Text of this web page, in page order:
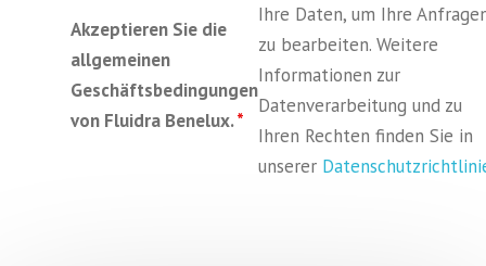
Akzeptieren Sie die
allgemeinen
Geschäftsbedingungen
von Fluidra Benelux.*
Ihre Daten, um Ihre
zu bearbeiten. Weitere
Informationen zur
Datenverarbeitung und zu
Ihren Rechten finden Sie in
unserer